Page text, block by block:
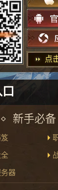
点
新手必备
器